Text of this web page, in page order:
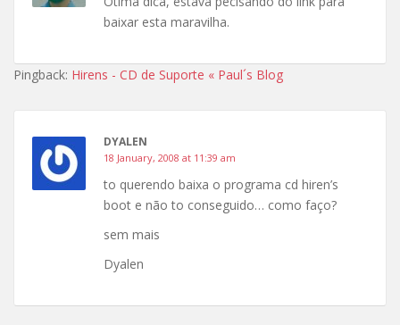
baixar esta maravilha.
Pingback: Hirens - CD de Suporte « Paul´s Blog
DYALEN
18 January, 2008 at 11:39 am
to querendo baixa o programa cd hiren’s
boot e não to conseguido… como faço?
sem mais
Dyalen